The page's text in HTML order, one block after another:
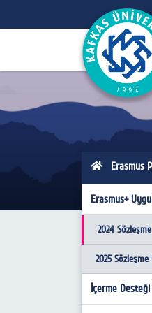
Erasmus
Erasmus+
2024
2025 Sözleşme
İçerme